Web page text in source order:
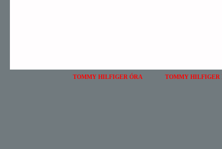
TOMMY HILFIGER ÓRA TOMMY HILFIGER